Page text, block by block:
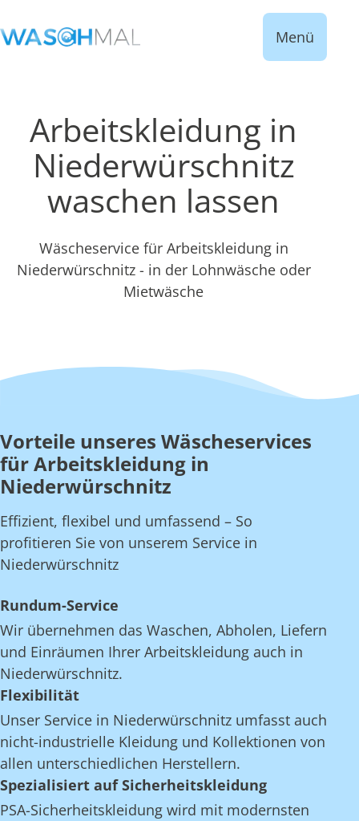
Menü
Arbeitskleidung in
Niederwürschnitz
waschen lassen
Wäscheservice für Arbeitskleidung in
Niederwürschnitz - in der Lohnwäsche oder
Mietwäsche
Vorteile unseres Wäscheservices
für Arbeitskleidung in
Niederwürschnitz
Effizient, flexibel und umfassend – So
profitieren Sie von unserem Service in
Niederwürschnitz
Rundum-Service
Wir übernehmen das Waschen, Abholen, Liefern
und Einräumen Ihrer Arbeitskleidung auch in
Niederwürschnitz.
Flexibilität
Unser Service in Niederwürschnitz umfasst auch
nicht-industrielle Kleidung und Kollektionen von
allen unterschiedlichen Herstellern.
Spezialisiert auf Sicherheitskleidung
PSA-Sicherheitskleidung wird mit modernsten